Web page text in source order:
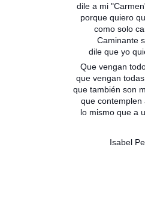
dile a mi
porque quiero
como solo
Caminante
dile que yo
Que vengan
que vengan
que también son
que contemplen
lo mismo que a
Isabel